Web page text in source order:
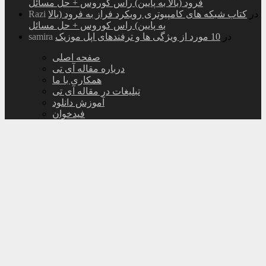
فرود (بالا به پایین) راس کوروس + حل مسائل
Razi
در کتاب شبکه های کامپیوتری رویکرد فراز به فرود (بالا
به پایین) راس کوروس + حل مسائل
samira
در 10 مورد از ویژگی ها و ترفندهای اپل موزیک
صفحه اصلی
درباره مقاله آی تی
همکاری با ما
تبلیغات در مقاله آی تی
آموزش دانلود
فیدخوان